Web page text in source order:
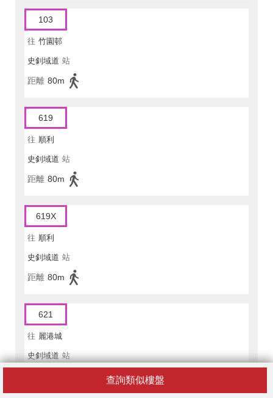
查詢類似樓盤
103
往 竹園邨
史釗域道 站
距離 80m
619
往 順利
史釗域道 站
距離 80m
619X
往 順利
史釗域道 站
距離 80m
621
往 麗港城
史釗域道 站